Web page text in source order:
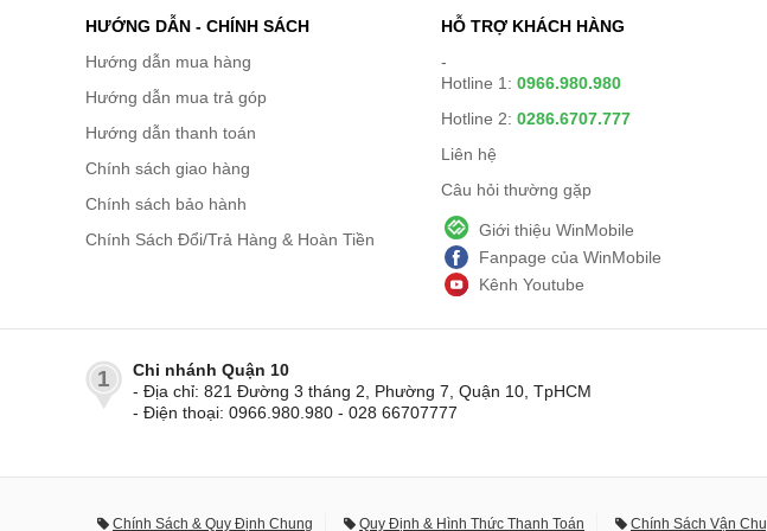
HƯỚNG DẪN - CHÍNH SÁCH
Hướng dẫn mua hàng
Hướng dẫn mua trả góp
Hướng dẫn thanh toán
Chính sách giao hàng
Chính sách bảo hành
Chính Sách Đổi/Trả Hàng & Hoàn Tiền
HỖ TRỢ KHÁCH HÀNG
-
Hotline 1: 0966.980.980
Hotline 2: 0286.6707.777
Liên hệ
Câu hỏi thường gặp
Giới thiệu WinMobile
Fanpage của WinMobile
Kênh Youtube
1
Chi nhánh Quận 10
- Địa chỉ: 821 Đường 3 tháng 2, Phường 7, Quận 10, TpHCM
- Điện thoại: 0966.980.980 - 028 66707777
Chính Sách & Quy Định Chung Quy Định & Hình Thức Thanh Toán Chính Sách Vận